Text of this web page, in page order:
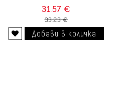
31.57 €
33.23 €